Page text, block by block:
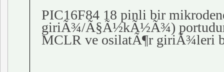
PIC16F84 18pinli bir
giriÃ¾/Ã§Ã½kÃ½Ã¾)
MCLR ve osilatÃ¶r giriÃ¾leri